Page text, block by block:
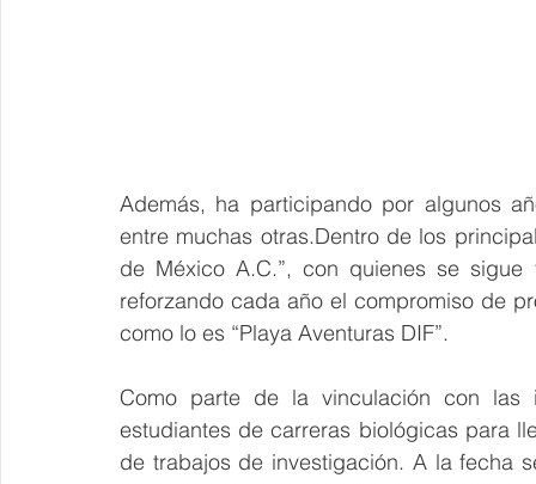
Además, ha participando por algunos
entre muchas otras.Dentro de los
de México A.C.”, con quienes se
reforzando cada año el compromiso de
como lo es “Playa Aventuras DIF”.
Como parte de la vinculación con
estudiantes de carreras biológicas para
de trabajos de investigación. A la fecha